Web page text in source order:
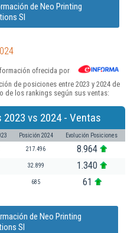
de Neo Printing
Sl
ofrecida por
de posiciones entre 2023 y 2024 de
de los rankings según sus ventas:
vs 2024 - Ventas
Posición 2024 Evolución Posiciones
217.496 8.964
32.899 1.340
685 61
de Neo Printing
Sl